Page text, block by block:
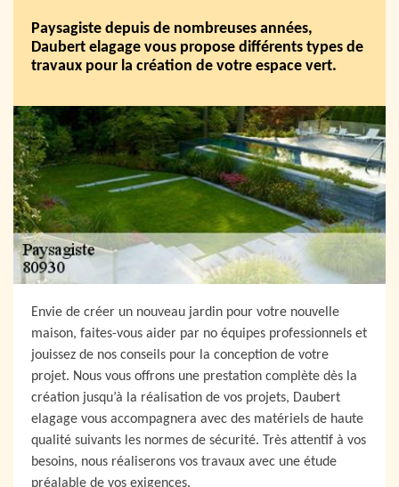
Paysagiste depuis de nombreuses années,
Daubert elagage vous propose différents types de
travaux pour la création de votre espace vert.
Envie de créer un nouveau jardin pour votre nouvelle
maison, faites-vous aider par no équipes professionnels et
jouissez de nos conseils pour la conception de votre
projet. Nous vous offrons une prestation complète dès la
création jusqu’à la réalisation de vos projets, Daubert
elagage vous accompagnera avec des matériels de haute
qualité suivants les normes de sécurité. Très attentif à vos
besoins, nous réaliserons vos travaux avec une étude
préalable de vos exigences.